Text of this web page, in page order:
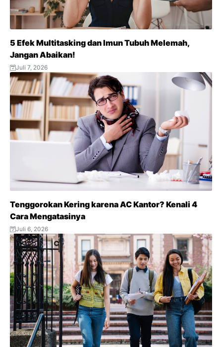
5 Efek Multitasking dan Imun Tubuh Melemah,
Jangan Abaikan!
Juli 7, 2026
Tenggorokan Kering karena AC Kantor? Kenali 4
Cara Mengatasinya
Juli 6, 2026